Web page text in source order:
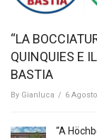
“LA
QUINQUIES E
BASTIA
By Gianluca / 6
“A